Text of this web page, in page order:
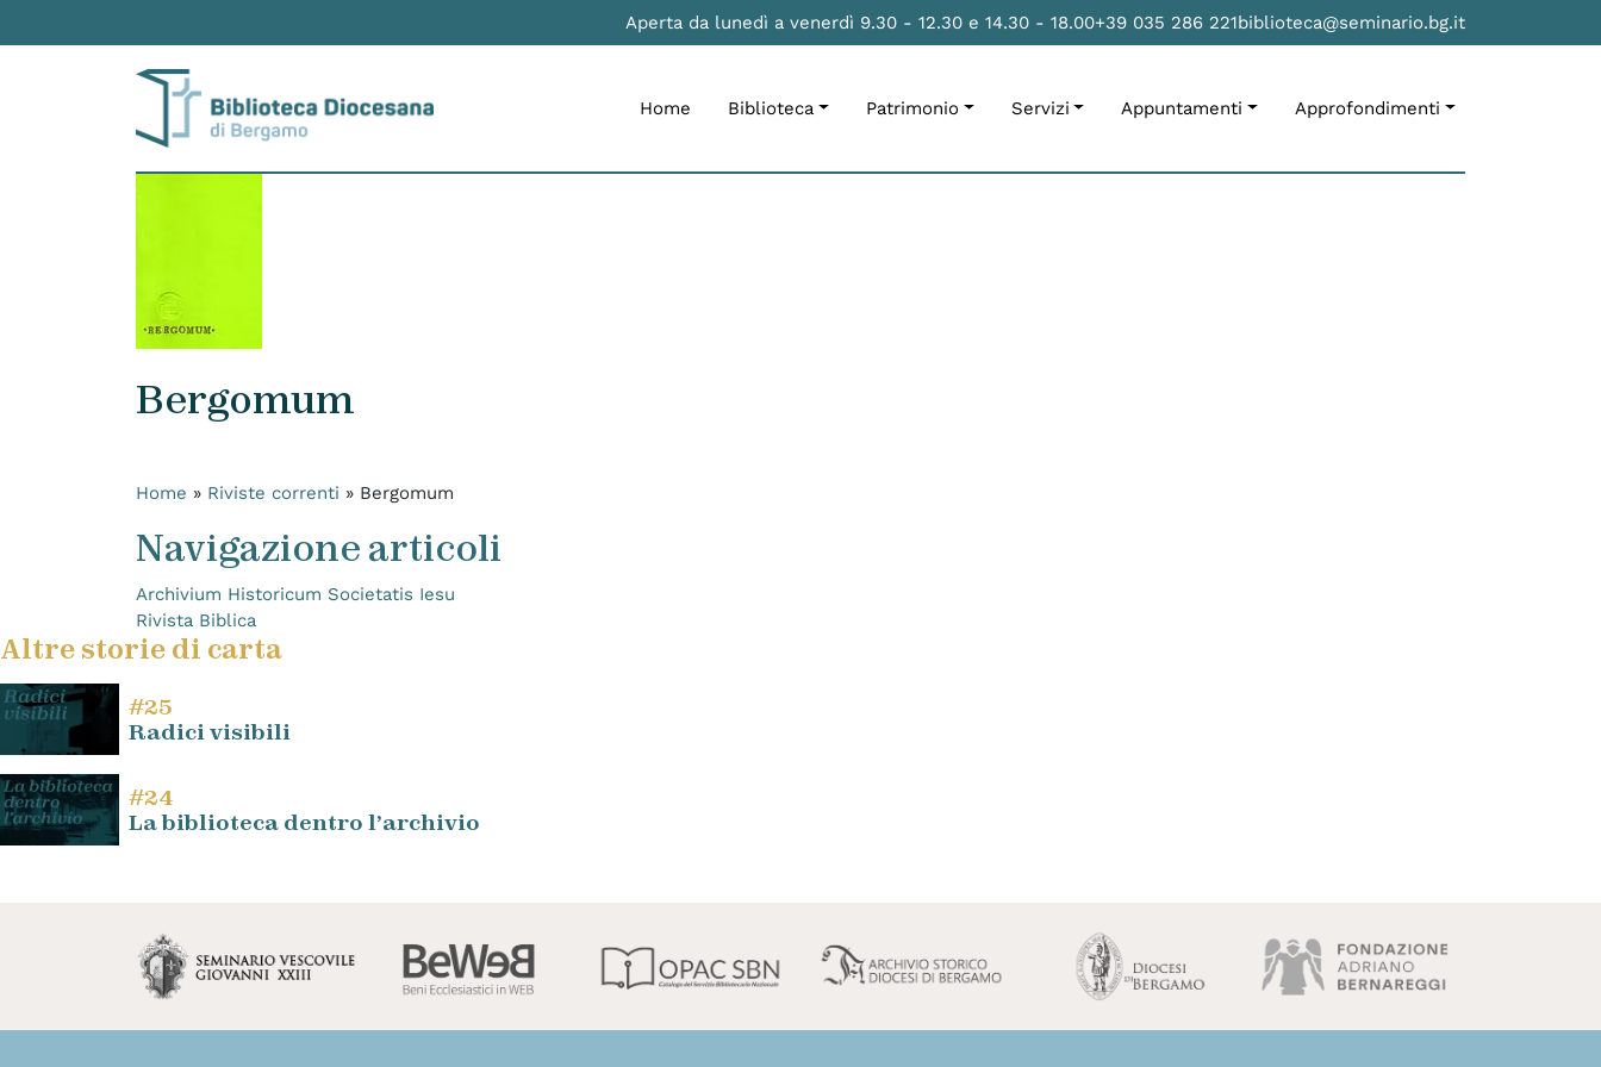
Aperta da lunedì a venerdì 9.30 - 12.30 e 14.30 - 18.00+39 035 286 221biblioteca@seminario.bg.it
Home Biblioteca Patrimonio Servizi Appuntamenti Approfondimenti
Bergomum
Home » Riviste correnti » Bergomum
Navigazione articoli
Archivium Historicum Societatis Iesu
Rivista Biblica
Altre storie di carta
#25
Radici visibili
#24
La biblioteca dentro l’archivio